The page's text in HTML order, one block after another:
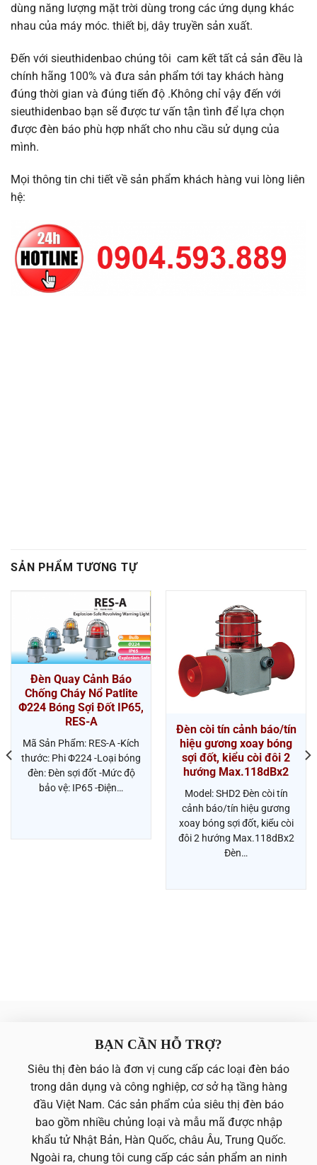
dùng năng lượng mặt trời dùng trong các ứng dụng khác
nhau của máy móc. thiết bị, dây truyền sản xuất.
Đến với sieuthidenbao chúng tôi cam kết tất cả sản đều là
chính hãng 100% và đưa sản phẩm tới tay khách hàng
đúng thời gian và đúng tiến độ .Không chỉ vậy đến với
sieuthidenbao bạn sẽ được tư vấn tận tình để lựa chọn
được đèn báo phù hợp nhất cho nhu cầu sử dụng của
mình.
Mọi thông tin chi tiết về sản phẩm khách hàng vui lòng liên
hệ:
SẢN PHẨM TƯƠNG TỰ
Đèn Quay Cảnh Báo
Chống Cháy Nổ Patlite
Φ224 Bóng Sợi Đốt IP65,
RES-A
Mã Sản Phẩm: RES-A -Kích
thước: Phi Φ224 -Loại bóng
đèn: Đèn sợi đốt -Mức độ
bảo vệ: IP65 -Điện…
Đèn còi tín cảnh báo/tín
hiệu gương xoay bóng
sợi đốt, kiểu còi đôi 2
hướng Max.118dBx2
Model: SHD2 Đèn còi tín
cảnh báo/tín hiệu gương
xoay bóng sợi đốt, kiểu còi
đôi 2 hướng Max.118dBx2
Đèn…
BẠN CẦN HỖ TRỢ?
Siêu thị đèn báo là đơn vị cung cấp các loại đèn báo
trong dân dụng và công nghiệp, cơ sở hạ tầng hàng
đầu Việt Nam. Các sản phẩm của siêu thị đèn báo
bao gồm nhiều chủng loại và mẫu mã được nhập
khẩu tử Nhật Bản, Hàn Quốc, châu Âu, Trung Quốc.
Ngoài ra, chung tôi cung cấp các sản phẩm an ninh